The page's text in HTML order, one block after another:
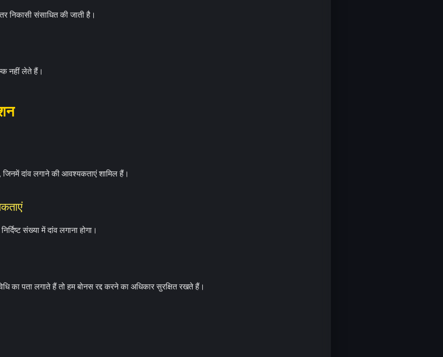
निकासी संसाधित की जाती है।
नहीं लेते हैं।
जिनमें दांव लगाने की आवश्यकताएं शामिल हैं।
संख्या में दांव लगाना होगा।
का पता लगाते हैं तो हम बोनस रद्द करने का अधिकार सुरक्षित रखते हैं।